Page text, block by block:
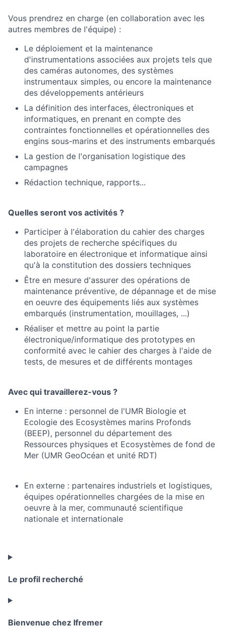
Vous prendrez en charge (en collaboration avec les
autres membres de l'équipe) :
Le déploiement et la maintenance
d'instrumentations associées aux projets tels que
des caméras autonomes, des systèmes
instrumentaux simples, ou encore la maintenance
des développements antérieurs
La définition des interfaces, électroniques et
informatiques, en prenant en compte des
contraintes fonctionnelles et opérationnelles des
engins sous-marins et des instruments embarqués
La gestion de l'organisation logistique des
campagnes
Rédaction technique, rapports...
Quelles seront vos activités ?
Participer à l'élaboration du cahier des charges
des projets de recherche spécifiques du
laboratoire en électronique et informatique ainsi
qu'à la constitution des dossiers techniques
Être en mesure d'assurer des opérations de
maintenance préventive, de dépannage et de mise
en oeuvre des équipements liés aux systèmes
embarqués (instrumentation, mouillages, ...)
Réaliser et mettre au point la partie
électronique/informatique des prototypes en
conformité avec le cahier des charges à l'aide de
tests, de mesures et de différents montages
Avec qui travaillerez-vous ?
En interne : personnel de l'UMR Biologie et
Ecologie des Ecosystèmes marins Profonds
(BEEP), personnel du département des
Ressources physiques et Ecosystèmes de fond de
Mer (UMR GeoOcéan et unité RDT)
En externe : partenaires industriels et logistiques,
équipes opérationnelles chargées de la mise en
oeuvre à la mer, communauté scientifique
nationale et internationale
Le profil recherché
Bienvenue chez Ifremer